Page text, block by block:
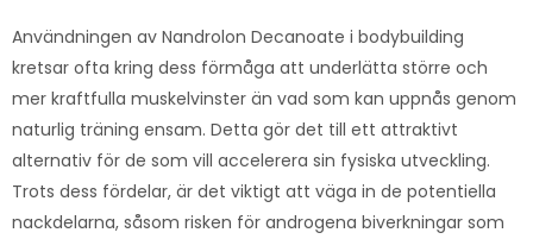
Användningen av Nandrolon Decanoate i bodybuilding
kretsar ofta kring dess förmåga att underlätta större och
mer kraftfulla muskelvinster än vad som kan uppnås genom
naturlig träning ensam. Detta gör det till ett attraktivt
alternativ för de som vill accelerera sin fysiska utveckling.
Trots dess fördelar, är det viktigt att väga in de potentiella
nackdelarna, såsom risken för androgena biverkningar som